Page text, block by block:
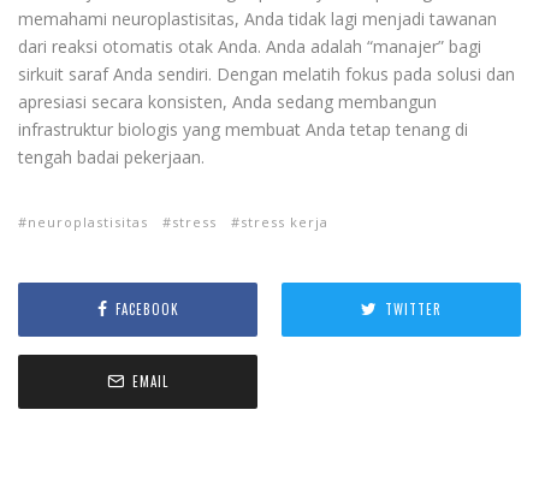
memahami neuroplastisitas, Anda tidak lagi menjadi tawanan
dari reaksi otomatis otak Anda. Anda adalah “manajer” bagi
sirkuit saraf Anda sendiri. Dengan melatih fokus pada solusi dan
apresiasi secara konsisten, Anda sedang membangun
infrastruktur biologis yang membuat Anda tetap tenang di
tengah badai pekerjaan.
neuroplastisitas stress stress kerja
FACEBOOK TWITTER
EMAIL